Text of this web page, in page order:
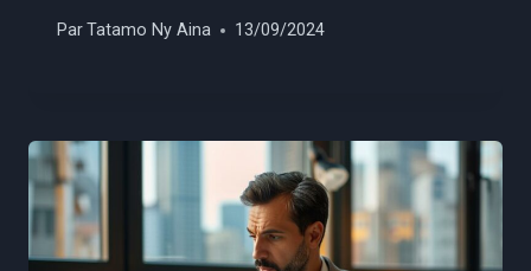
ParTatamo Ny Aina 13/09/2024